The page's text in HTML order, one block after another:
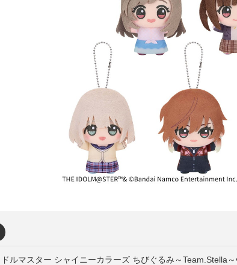
ルマスター シャイニーカラーズ ちびぐるみ～Team.Stella